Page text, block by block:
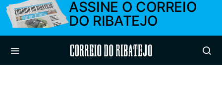
ASSINE O CORREIO
DO RIBATEJO
Correio do Ribatejo